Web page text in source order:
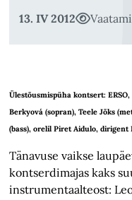
13. IV 2012
Ülestõusmispüha kontsert:
Berkyová (sopran), Teele Jõks
(bass), orelil Piret Aidulo, dirigent
Tänavuse vaikse
kontserdimajas kaks
instrumentaalteost: